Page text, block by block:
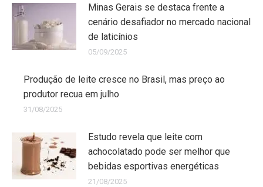
Minas Gerais se destaca frente a
cenário desafiador no mercado nacional
de laticínios
05/09/2025
Produção de leite cresce no Brasil, mas preço ao
produtor recua em julho
31/08/2025
Estudo revela que leite com
achocolatado pode ser melhor que
bebidas esportivas energéticas
21/08/2025